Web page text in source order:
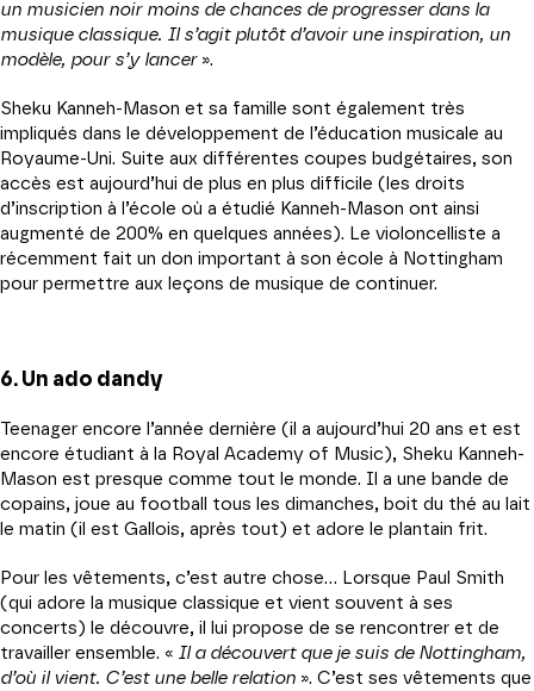
un musicien noir moins de chances de progresser dans la
musique classique. Il s’agit plutôt d’avoir une inspiration, un
modèle, pour s’y lancer».
Sheku Kanneh-Mason et sa famille sont également très
impliqués dans le développement de l’éducation musicale au
Royaume-Uni. Suite aux différentes coupes budgétaires, son
accès est aujourd’hui de plus en plus difficile (les droits
d’inscription à l’école où a étudié Kanneh-Mason ont ainsi
augmenté de 200% en quelques années). Le violoncelliste a
récemment fait un don important à son école à Nottingham
pour permettre aux leçons de musique de continuer.
6. Un ado dandy
Teenager encore l’année dernière (il a aujourd’hui 20 ans et est
encore étudiant à la Royal Academy of Music), Sheku Kanneh-
Mason est presque comme tout le monde. Il a une bande de
copains, joue au football tous les dimanches, boit du thé au lait
le matin (il est Gallois, après tout) et adore le plantain frit.
Pour les vêtements, c’est autre chose… Lorsque Paul Smith
(qui adore la musique classique et vient souvent à ses
concerts) le découvre, il lui propose de se rencontrer et de
travailler ensemble. « Il a découvert que je suis de Nottingham,
d’où il vient. C’est une belle relation ». C’est ses vêtements que